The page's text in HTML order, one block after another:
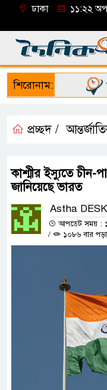
ঢাকা
১১:২২
শিরোনাম:
প্রচ্ছদ /
কাশ্মীর ইস্যুতে চীন-
জানিয়েছে ভারত
Astha DESK
আপডেট সময় :
/
১০৮৬ বার